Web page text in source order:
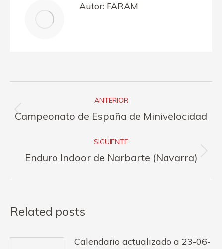
Autor: FARAM
entre
ANTERIOR
Publicación
Campeonato de España de Minivelocidad
SIGUIENTE
Publicación
Enduro Indoor de Narbarte (Navarra)
Related posts
Calendario actualizado a 23-06-